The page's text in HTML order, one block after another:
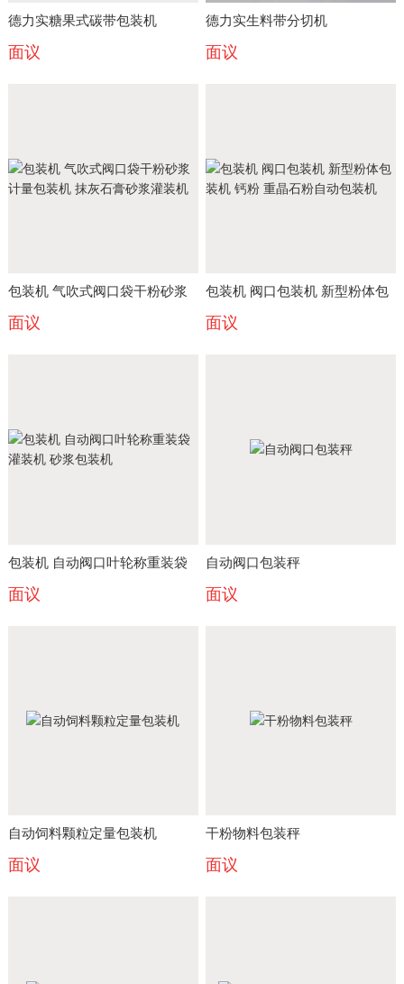
德力实糖果式碳带包装机
面议
德力实生料带分切机
面议
包装机 气吹式阀口袋干粉砂浆
计量包装机 抹灰石膏砂浆灌装
面议
包装机 阀口包装机 新型粉体包
装机 钙粉 重晶石粉自动包装机
面议
包装机 自动阀口叶轮称重装袋
灌装机 砂浆包装机
面议
自动阀口包装秤
面议
自动饲料颗粒定量包装机
面议
干粉物料包装秤
面议